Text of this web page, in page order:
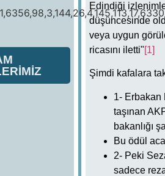
Edindiği
düşüncesinde
veya uygun
ricasını iletti"[1]
Şimdi kafalara
1- Erbakan
taşınan
bakanlığı
Bu ödül
2- Peki
sadece